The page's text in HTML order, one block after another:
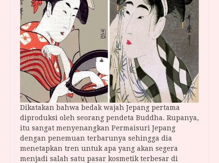
Dikatakan bahwa bedak wajah Jepang pertama
diproduksi oleh seorang pendeta Buddha. Rupanya,
itu sangat menyenangkan Permaisuri Jepang
dengan penemuan terbarunya sehingga dia
menetapkan tren untuk apa yang akan segera
menjadi salah satu pasar kosmetik terbesar di